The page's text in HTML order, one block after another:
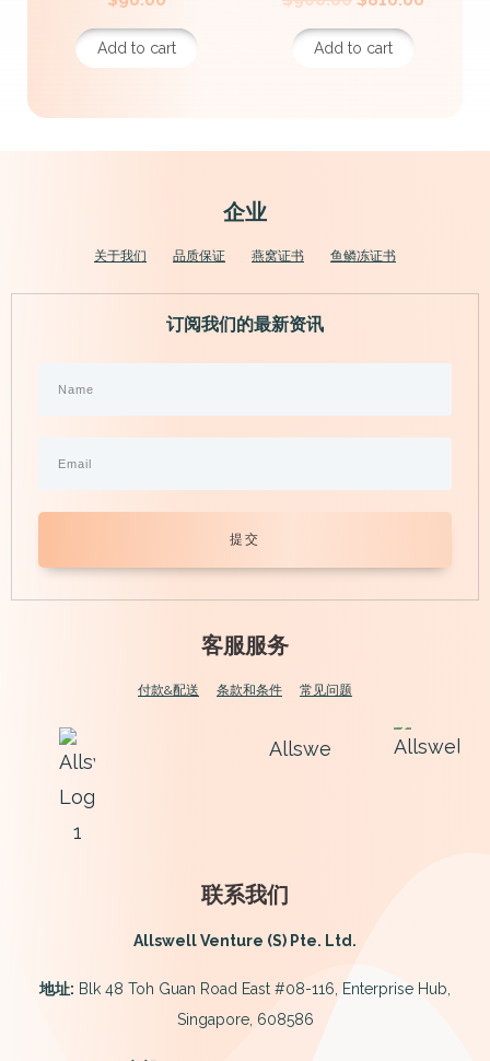
Add to cart
was:
Add to cart
企业
关于我们 品质保证 燕窝证书 鱼鳞冻证书
订阅我们的最新资讯
提交
客服服务
付款&配送 条款和条件 常见问题
联系我们
Allswell Venture (S) Pte. Ltd.
地址: Blk 48 Toh Guan Road East #08-116, Enterprise Hub,
Singapore, 608586